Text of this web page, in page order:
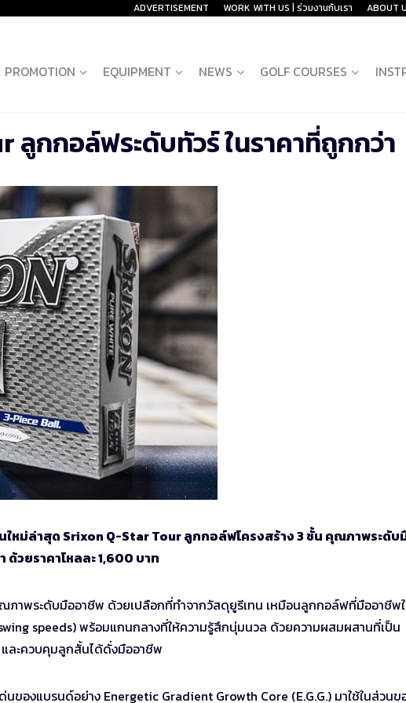
ADVERTISEMENT WORK WITH US | ร่วมงานกับเรา ABOUT
PROMOTION EQUIPMENT NEWS GOLF COURSES
ลูกกอล์ฟระดับทัวร์ ในราคาที่ถูกกว่า
หม่ล่าสุด Srixon Q-Star Tour ลูกกอล์ฟโครงสร้าง 3 ชั้น คุณภาพระดับ
วยราคาโหลละ 1,600 บาท
าพระดับมืออาชีพ ด้วยเปลือกที่ทำจากวัสดุยูรีเทน เหมือนลูกกอล์ฟที่มืออาชีพ
speeds) พร้อมแกนกลางที่ให้ความรู้สึกนุ่มนวล ด้วยความผสมผสานที่เป็น
ละควบคุมลูกสั้นได้ดั่งมืออาชีพ
ของแบรนด์อย่าง Energetic Gradient Growth Core (E.G.G.) มาใช้ในส่วนข